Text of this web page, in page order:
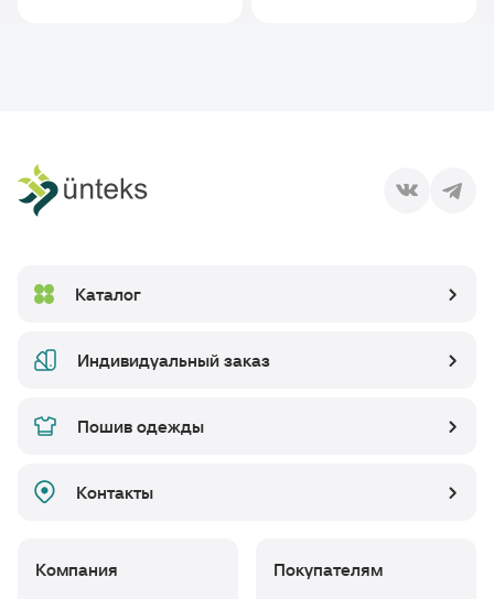
Каталог
Индивидуальный заказ
Пошив одежды
Контакты
Компания Покупателям